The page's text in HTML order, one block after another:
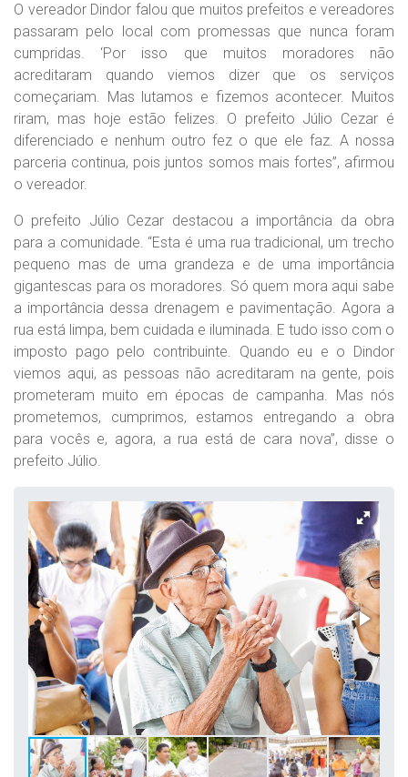
O vereador Dindor falou que muitos prefeitos e vereadores
passaram pelo local com promessas que nunca foram
cumpridas. ‘Por isso que muitos moradores não
acreditaram quando viemos dizer que os serviços
começariam. Mas lutamos e fizemos acontecer. Muitos
riram, mas hoje estão felizes. O prefeito Júlio Cezar é
diferenciado e nenhum outro fez o que ele faz. A nossa
parceria continua, pois juntos somos mais fortes”, afirmou
o vereador.
O prefeito Júlio Cezar destacou a importância da obra
para a comunidade. “Esta é uma rua tradicional, um trecho
pequeno mas de uma grandeza e de uma importância
gigantescas para os moradores. Só quem mora aqui sabe
a importância dessa drenagem e pavimentação. Agora a
rua está limpa, bem cuidada e iluminada. E tudo isso com o
imposto pago pelo contribuinte. Quando eu e o Dindor
viemos aqui, as pessoas não acreditaram na gente, pois
prometeram muito em épocas de campanha. Mas nós
prometemos, cumprimos, estamos entregando a obra
para vocês e, agora, a rua está de cara nova”, disse o
prefeito Júlio.